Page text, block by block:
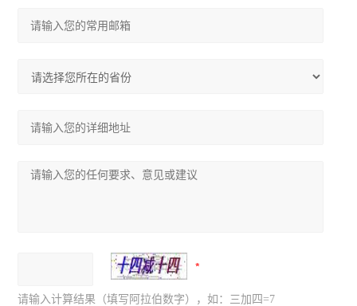
请输入计算结果（填写阿拉伯数字），如：三加四=7